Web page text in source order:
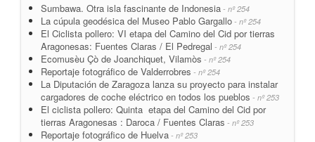
Sumbawa. Otra isla fascinante de Indonesia - nº 254
La cúpula geodésica del Museo Pablo Gargallo - nº 254
El Ciclista pollero: VI etapa del Camino del Cid por tierras
Aragonesas: Fuentes Claras / El Pedregal - nº 254
Ecomusèu Çò de Joanchiquet, Vilamòs - nº 254
Reportaje fotográfico de Valderrobres - nº 254
La Diputación de Zaragoza lanza su proyecto para instalar
cargadores de coche eléctrico en todos los pueblos - nº 253
El ciclista pollero: Quinta etapa del Camino del Cid por
tierras Aragonesas : Daroca / Fuentes Claras - nº 253
Reportaje fotográfico de Huelva - nº 253